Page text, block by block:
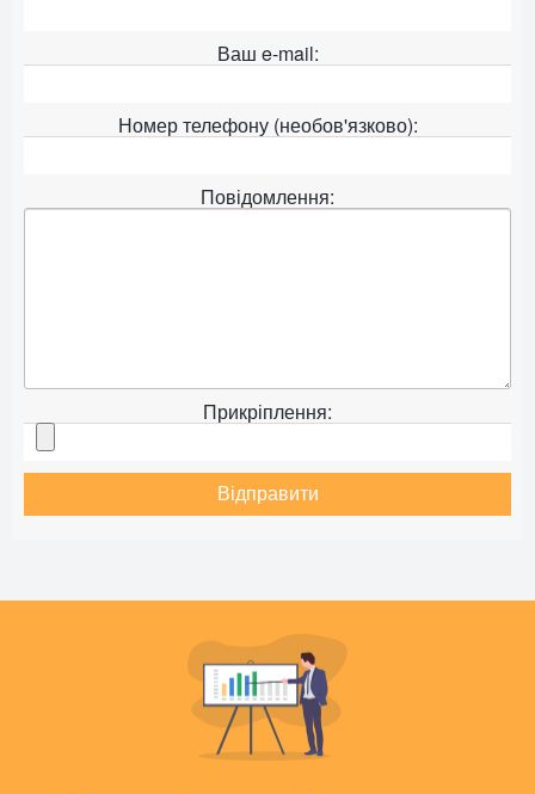
Ваш e-mail:
Номер телефону (необов'язково):
Повідомлення:
Прикріплення:
Відправити